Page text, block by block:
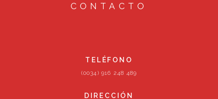
CONTACTO
TELÉFONO
(0034) 916 248 489
DIRECCIÓN